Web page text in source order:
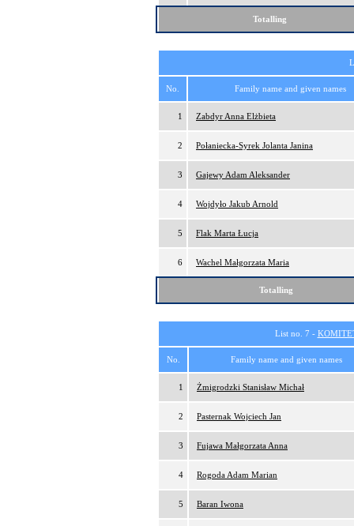
Totalling
No. Family name and given names
1 Zabdyr Anna Elżbieta
2 Połaniecka-Syrek Jolanta Janina
3 Gajewy Adam Aleksander
4 Wojdyło Jakub Arnold
5 Flak Marta Łucja
6 Wachel Małgorzata Maria
Totalling
List no. 7 -
No. Family name and given names
1 Żmigrodzki Stanisław Michał
2 Pasternak Wojciech Jan
3 Fujawa Małgorzata Anna
4 Rogoda Adam Marian
5 Baran Iwona